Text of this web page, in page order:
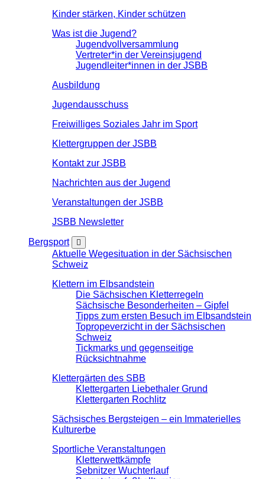
Kinder stärken, Kinder schützen
Was ist die Jugend?
Jugendvollversammlung
Vertreter*in der Vereinsjugend
Jugendleiter*innen in der JSBB
Ausbildung
Jugendausschuss
Freiwilliges Soziales Jahr im Sport
Klettergruppen der JSBB
Kontakt zur JSBB
Nachrichten aus der Jugend
Veranstaltungen der JSBB
JSBB Newsletter
Bergsport
Aktuelle Wegesituation in der Sächsischen
Schweiz
Klettern im Elbsandstein
Die Sächsischen Kletterregeln
Sächsische Besonderheiten – Gipfel
Tipps zum ersten Besuch im Elbsandstein
Topropeverzicht in der Sächsischen
Schweiz
Tickmarks und gegenseitige
Rücksichtnahme
Klettergärten des SBB
Klettergarten Liebethaler Grund
Klettergarten Rochlitz
Sächsisches Bergsteigen – ein Immaterielles
Kulturerbe
Sportliche Veranstaltungen
Kletterwettkämpfe
Sebnitzer Wuchterlauf